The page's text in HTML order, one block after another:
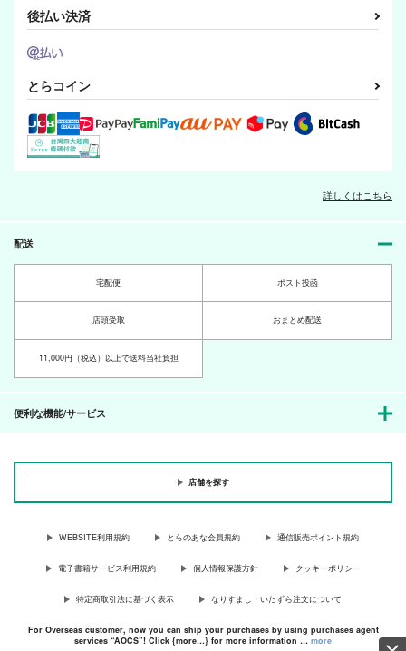
後払い決済
とらコイン
詳しくはこちら
配送
宅配便 ポスト投函
店頭受取 おまとめ配送
11,000円（税込）以上で送料当社負担
便利な機能/サービス
店舗を探す
WEBSITE利用規約 とらのあな会員規約 通信販売ポイント規約
電子書籍サービス利用規約 個人情報保護方針 クッキーポリシー
特定商取引法に基づく表示 なりすまし・いたずら注文について
For Overseas customer, now you can ship your purchases by using purchases agent
services “AOCS”! Click {more…} for more information … more